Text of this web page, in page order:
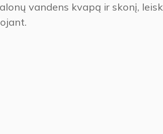
vandens kvapą ir skonį,